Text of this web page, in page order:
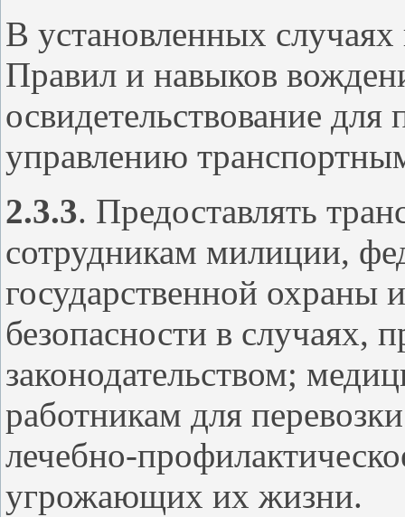
В установленных
Правил и навыков
освидетельствование
управлению
2.3.3. Предоставлять
сотрудникам милиции,
государственной охраны
безопасности в случаях,
законодательством;
работникам для
лечебно-
угрожающих их жизни.